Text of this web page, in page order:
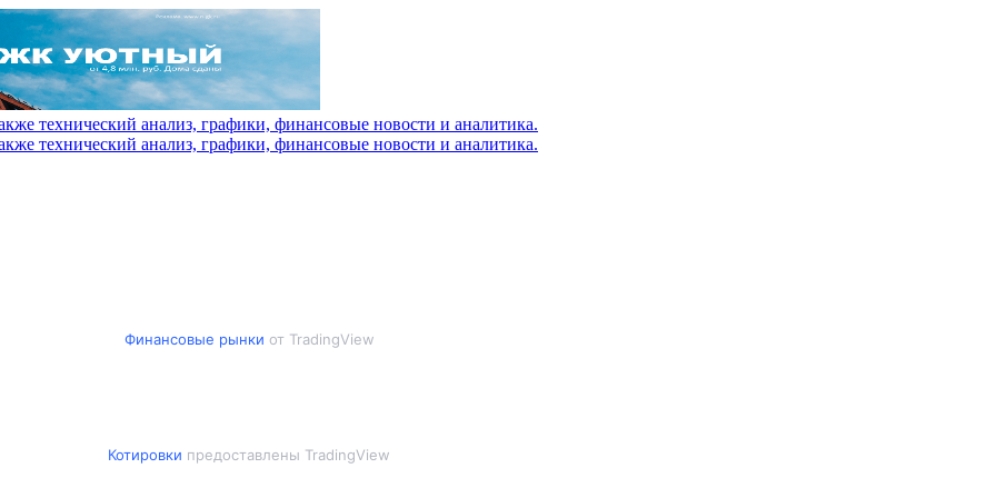
Финансовые рынки от TradingView
Котировки предоставлены TradingView